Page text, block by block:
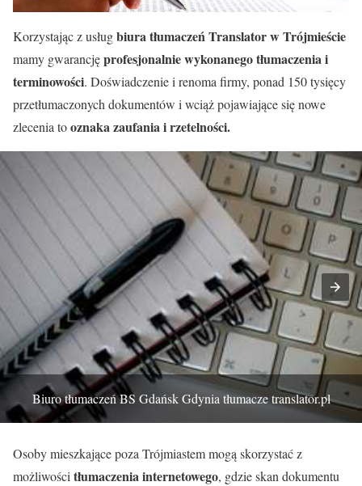
Korzystając z usługbiura tłumaczeń Translator w Trójmieście
mamy gwarancjęprofesjonalnie wykonanego tłumaczenia i
terminowości. Doświadczenie i renoma firmy, ponad 150 tysięcy
przetłumaczonych dokumentów i wciąż pojawiające się nowe
zlecenia tooznaka zaufania i rzetelności.
Biuro tłumaczeń BS Gdańsk Gdynia tłumacze translator.pl
Osoby mieszkające poza Trójmiastem mogą skorzystać z
możliwości tłumaczenia internetowego, gdzie skan dokumentu